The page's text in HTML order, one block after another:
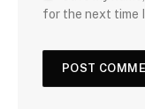
for the next time